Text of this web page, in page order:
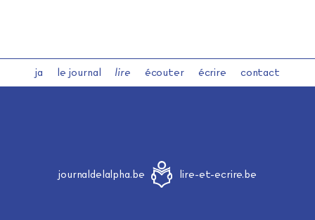
ja le journal lire écouter écrire contact
journaldelalpha.be lire-et-ecrire.be